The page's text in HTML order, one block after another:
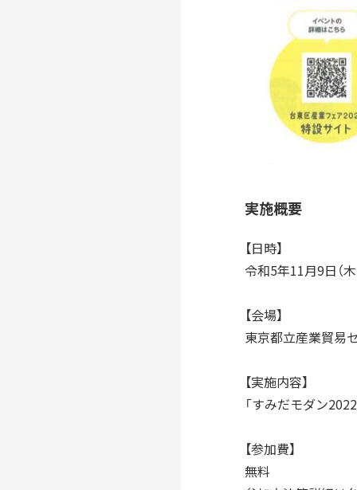
実施概要
【日時】
令和5年11月9日（
【会場】
東京都立産業貿易
【実施内容】
「すみだモダン
【参加費】
無料